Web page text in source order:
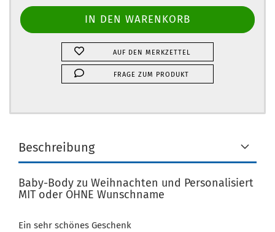
AUF DEN MERKZETTEL
FRAGE ZUM PRODUKT
Beschreibung
Baby-Body zu Weihnachten und Personalisiert
MIT oder OHNE Wunschname
Ein sehr schönes Geschenk